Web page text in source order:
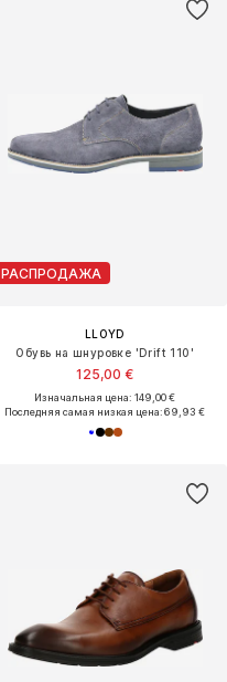
РАСПРОДАЖА
LLOYD
Обувь на шнуровке 'Drift 110'
125,00 €
Изначальная цена: 149,00 €
Последняя самая низкая цена:69,93 €